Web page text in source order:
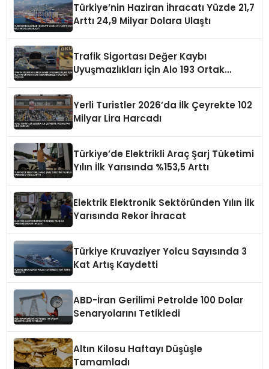
Türkiye’nin Haziran İhracatı Yüzde 21,7
Arttı 24,9 Milyar Dolara Ulaştı
Trafik Sigortası Değer Kaybı
Uyuşmazlıkları İçin Alo 193 Ortak
Yerli Turistler 2026’da İlk Çeyrekte 102
Milyar Lira Harcadı
Türkiye’de Elektrikli Araç Şarj Tüketimi
Yılın İlk Yarısında %153,5 Arttı
Elektrik Elektronik Sektöründen Yılın İlk
Yarısında Rekor İhracat
Türkiye Kruvaziyer Yolcu Sayısında 3
Kat Artış Kaydetti
ABD-İran Gerilimi Petrolde 100 Dolar
Senaryolarını Tetikledi
Altın Kilosu Haftayı Düşüşle
Tamamladı